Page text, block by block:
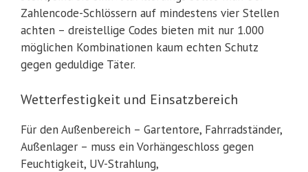
Zahlencode-Schlössern auf mindestens vier Stellen
achten – dreistellige Codes bieten mit nur 1.000
möglichen Kombinationen kaum echten Schutz
gegen geduldige Täter.
Wetterfestigkeit und Einsatzbereich
Für den Außenbereich – Gartentore, Fahrradständer,
Außenlager – muss ein Vorhängeschloss gegen
Feuchtigkeit, UV-Strahlung,